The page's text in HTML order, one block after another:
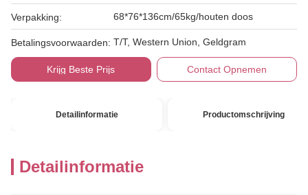
Verpakking: 68*76*136cm/65kg/houten doos
Betalingsvoorwaarden: T/T, Western Union, Geldgram
Krijg Beste Prijs Contact Opnemen
Detailinformatie Productomschrijving
Detailinformatie